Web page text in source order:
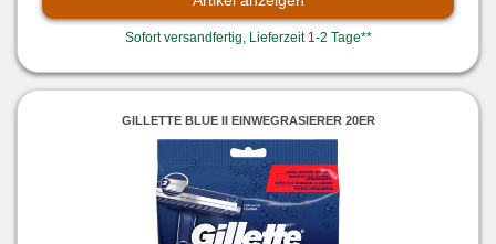
Sofort versandfertig, Lieferzeit 1-2 Tage**
GILLETTE BLUE II EINWEGRASIERER 20ER